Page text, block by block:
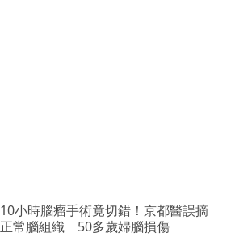
10小時腦瘤手術竟切錯！京都醫誤摘
正常腦組織 50多歲婦腦損傷